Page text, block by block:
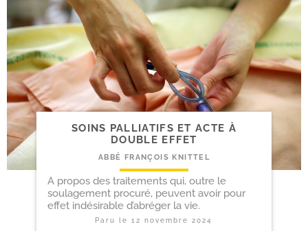
SOINS PALLIATIFS ET ACTE À
DOUBLE EFFET
ABBÉ FRANÇOIS KNITTEL
A propos des traitements qui, outre le
soulagement procuré, peuvent avoir pour
effet indésirable d’abréger la vie.
Paru le12 novembre 2024